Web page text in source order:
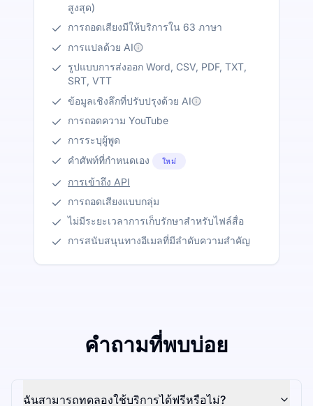
สูงสุด)
การถอดเสียงมีให้บริการใน 63 ภาษา
การแปลด้วย AI
รูปแบบการส่งออก Word, CSV, PDF, TXT,
SRT, VTT
ข้อมูลเชิงลึกที่ปรับปรุงด้วย AI
การถอดความ YouTube
การระบุผู้พูด
คำศัพท์ที่กำหนดเอง
ใหม่
การเข้าถึง API
การถอดเสียงแบบกลุ่ม
ไม่มีระยะเวลาการเก็บรักษาสำหรับไฟล์สื่อ
การสนับสนุนทางอีเมลที่มีลำดับความสำคัญ
คำถามที่พบบ่อย
ฉันสามารถทดลองใช้บริการได้ฟรีหรือไม่?